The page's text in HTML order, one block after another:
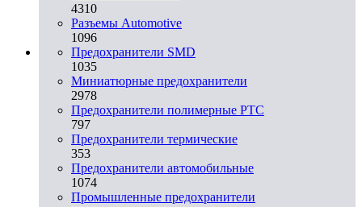
4310
Разъeмы Automotive
1096
Предохранители SMD
1035
Миниатюрные предохранители
2978
Предохранители полимерные PTC
797
Предохранители термические
353
Предохранители автомобильные
1074
Промышленные предохранители